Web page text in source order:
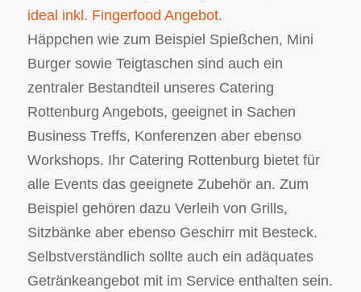
ideal inkl. Fingerfood Angebot.
Häppchen wie zum Beispiel Spießchen, Mini
Burger sowie Teigtaschen sind auch ein
zentraler Bestandteil unseres Catering
Rottenburg Angebots, geeignet in Sachen
Business Treffs, Konferenzen aber ebenso
Workshops. Ihr Catering Rottenburg bietet für
alle Events das geeignete Zubehör an. Zum
Beispiel gehören dazu Verleih von Grills,
Sitzbänke aber ebenso Geschirr mit Besteck.
Selbstverständlich sollte auch ein adäquates
Getränkeangebot mit im Service enthalten sein.